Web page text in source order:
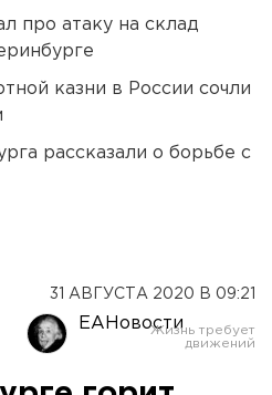
про атаку на склад
казни в России сочли
рассказали о борьбе с
31 АВГУСТА 2020 В 09:21
ЕАНовости